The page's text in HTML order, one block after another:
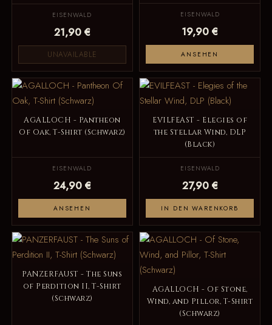
EISENWALD
21,90 €
UNAVAILABLE
EISENWALD
19,90 €
ANSEHEN
AGALLOCH - Pantheon
Of Oak, T-Shirt (Schwarz)
EISENWALD
24,90 €
ANSEHEN
EVILFEAST - Elegies of
the Stellar Wind, DLP
(Black)
EISENWALD
27,90 €
IN DEN WARENKORB
PANZERFAUST - The Suns
of Perdition II, T-Shirt
(Schwarz)
AGALLOCH - Of Stone,
Wind, and Pillor, T-Shirt
(Schwarz)